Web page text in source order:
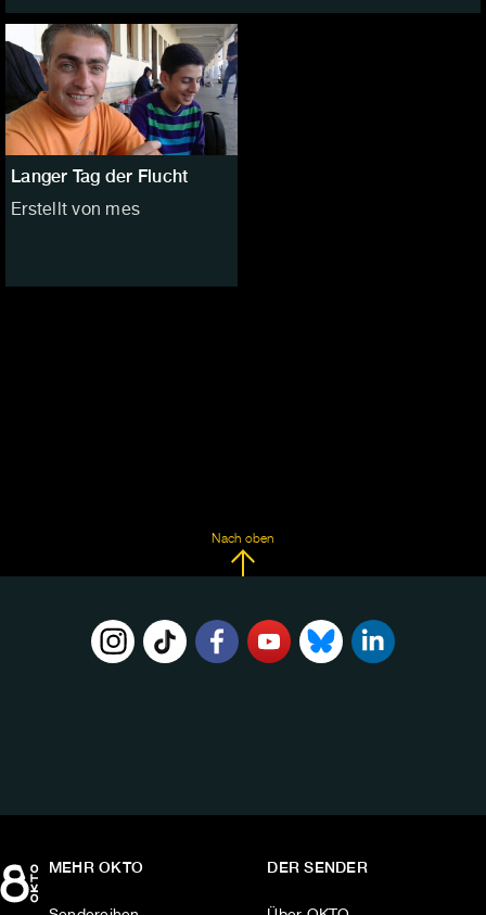
Langer Tag der Flucht
Erstellt von mes
Nach oben
MEHR OKTO DER SENDER